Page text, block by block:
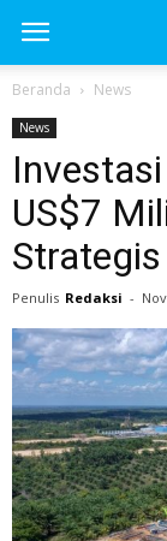
Beranda News
News
US$7
Penulis Redaksi -